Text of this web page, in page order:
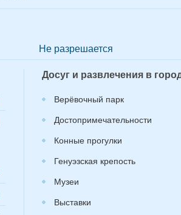
Не разрешается
Досуг и развлечения в
Верёвочный парк
Достопримечательности
Конные прогулки
Генуэзская крепость
Музеи
Выставки